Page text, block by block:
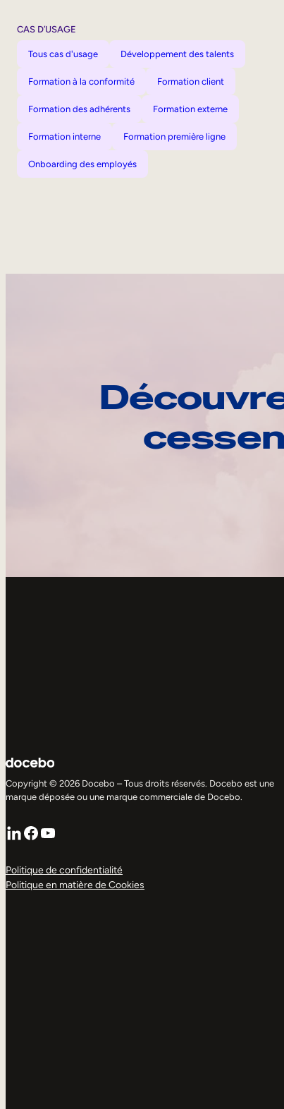
CAS D’USAGE
Tous cas d'usage Développement des talents
Formation à la conformité Formation client
Formation des adhérents Formation externe
Formation interne Formation première ligne
Onboarding des employés
Copyright © 2026 Docebo – Tous droits réservés. Docebo est une
marque déposée ou une marque commerciale de Docebo.
LinkedIn
Facebook
YouTube
Politique de confidentialité
Politique en matière de Cookies